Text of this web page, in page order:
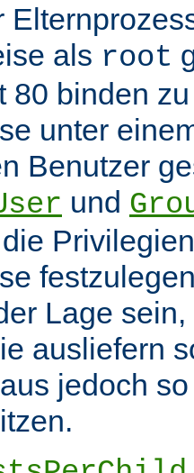
als root
80 binden
unter
Benutzer
und
Lage
ausliefern
jedoch